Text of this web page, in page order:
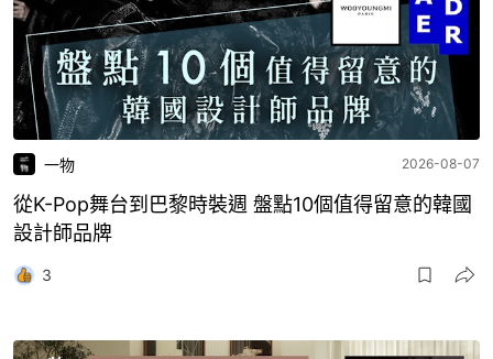
一物 2026-08-07
從K-Pop舞台到巴黎時裝週 盤點10個值得留意的韓國
設計師品牌
3